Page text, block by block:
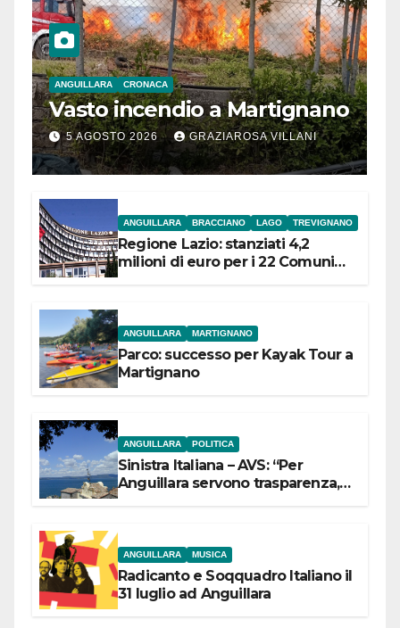
ANGUILLARA CRONACA
Vasto incendio a Martignano
5 AGOSTO 2026 GRAZIAROSA VILLANI
ANGUILLARA BRACCIANO LAGO TREVIGNANO
Regione Lazio: stanziati 4,2
milioni di euro per i 22 Comuni
ANGUILLARA MARTIGNANO
Parco: successo per Kayak Tour a
Martignano
ANGUILLARA POLITICA
Sinistra Italiana – AVS: “Per
Anguillara servono trasparenza,
ANGUILLARA MUSICA
Radicanto e Soqquadro Italiano il
31 luglio ad Anguillara